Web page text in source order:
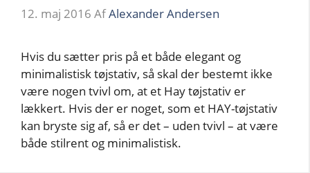
12. maj 2016 AfAlexander Andersen
Hvis du sætter pris på et både elegant og
minimalistisk tøjstativ, så skal der bestemt ikke
være nogen tvivl om, at et Hay tøjstativ er
lækkert. Hvis der er noget, som et HAY-tøjstativ
kan bryste sig af, så er det – uden tvivl – at være
både stilrent og minimalistisk.